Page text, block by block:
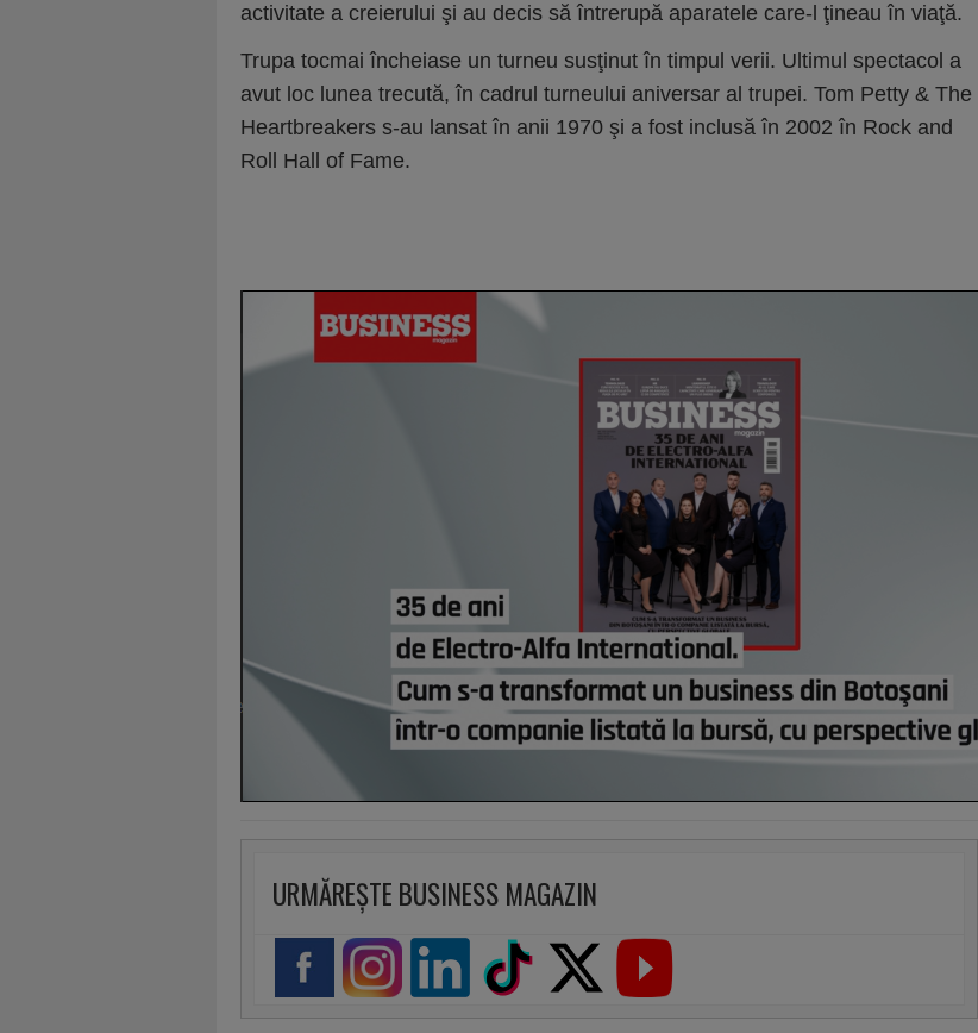
activitate a creierului şi au decis să întrerupă aparatele care-l ţineau în viaţă.
Trupa tocmai încheiase un turneu susţinut în timpul verii. Ultimul spectacol a
avut loc lunea trecută, în cadrul turneului aniversar al trupei. Tom Petty & The
Heartbreakers s-au lansat în anii 1970 şi a fost inclusă în 2002 în Rock and
Roll Hall of Fame.
URMĂREȘTE BUSINESS MAGAZIN